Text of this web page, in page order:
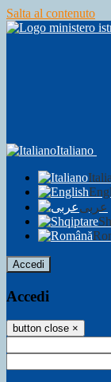
Salta al contenuto
Italiano
عربى
Accedi
Accedi
button close ×